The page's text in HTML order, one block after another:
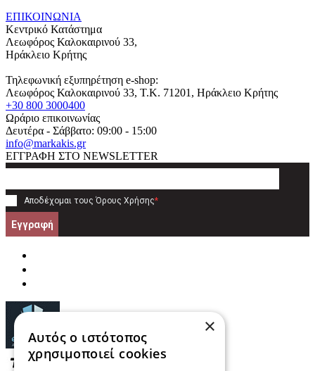
ΕΠΙΚΟΙΝΩΝΙΑ
Κεντρικό Κατάστημα
Λεωφόρος Καλοκαιρινού 33,
Ηράκλειο Κρήτης
Τηλεφωνική εξυπηρέτηση e-shop:
Λεωφόρος Καλοκαιρινού 33, T.K. 71201, Ηράκλειο Κρήτης
+30 800 3000400
Ωράριο επικοινωνίας
Δευτέρα - Σάββατο: 09:00 - 15:00
info@markakis.gr
ΕΓΓΡΑΦΗ ΣΤΟ NEWSLETTER
Αποδέχομαι τους Όρους Χρήσης*
Εγγραφή
×
Αυτός ο ιστότοπος
χρησιμοποιεί cookies